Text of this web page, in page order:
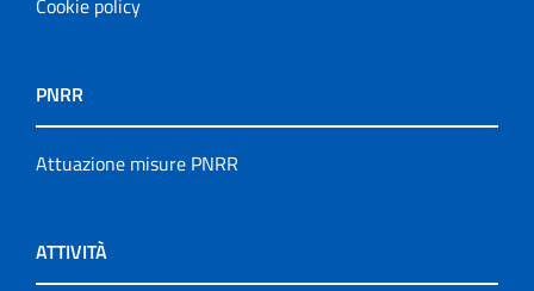
Cookie policy
PNRR
Attuazione misure PNRR
ATTIVITÀ